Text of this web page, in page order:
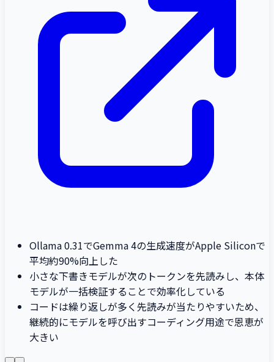
Ollama 0.31でGemma 4の生成速度がApple Siliconで
平均約90%向上した
小さな下書きモデルが次のトークンを先読みし、本体
モデルが一括検証することで効率化している
コードは繰り返しが多く先読みが当たりやすいため、
継続的にモデルを呼び出すコーディング用途で恩恵が
大きい